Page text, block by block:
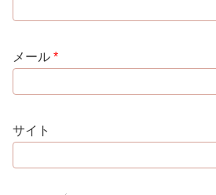
メール *
サイト